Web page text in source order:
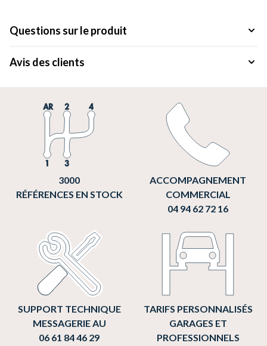
Questions sur le produit
Avis des clients
3000
RÉFÉRENCES EN STOCK
ACCOMPAGNEMENT
COMMERCIAL
04 94 62 72 16
SUPPORT TECHNIQUE
MESSAGERIE AU
06 61 84 46 29
TARIFS PERSONNALISÉS
GARAGES ET
PROFESSIONNELS